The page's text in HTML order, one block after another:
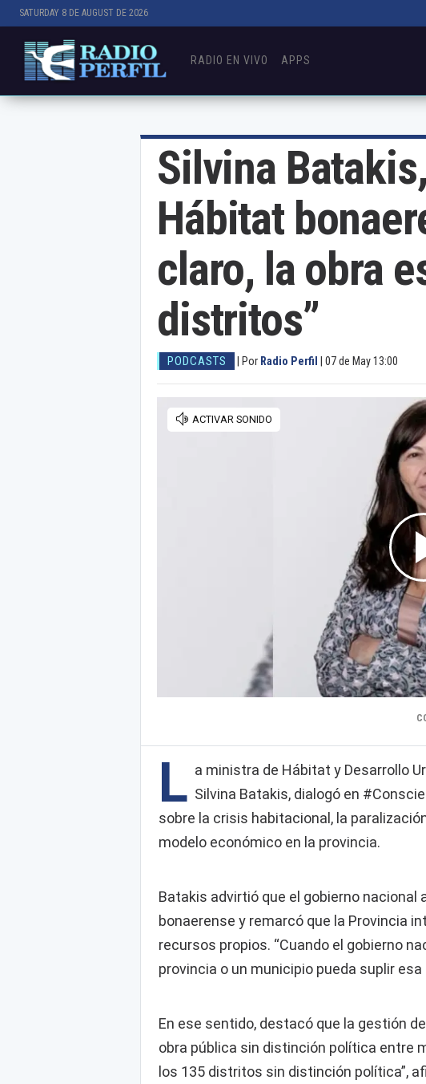
SATURDAY 8 DE AUGUST DE 2026
RADIO EN VIVO APPS
Silvina
Hábitat
claro, la obra
distritos”
PODCASTS Por Radio Perfil 07 de May 13:00
L a ministra de Hábitat y Desarrollo
Silvina Batakis, dialogó en
sobre la crisis habitacional, la
modelo económico en la provincia.
Batakis advirtió que el gobierno
bonaerense y remarcó que la Provincia
recursos propios. “Cuando el gobierno
provincia o un municipio pueda suplir esa
En ese sentido, destacó que la gestión
obra pública sin distinción política entre
los 135 distritos sin distinción política”,